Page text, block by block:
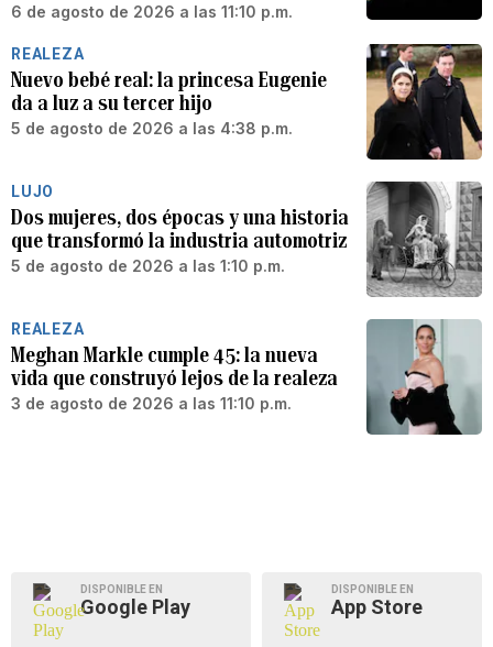
6 de agosto de 2026 a las 11:10 p.m.
REALEZA
Nuevo bebé real: la princesa Eugenie
da a luz a su tercer hijo
5 de agosto de 2026 a las 4:38 p.m.
LUJO
Dos mujeres, dos épocas y una historia
que transformó la industria automotriz
5 de agosto de 2026 a las 1:10 p.m.
REALEZA
Meghan Markle cumple 45: la nueva
vida que construyó lejos de la realeza
3 de agosto de 2026 a las 11:10 p.m.
DISPONIBLE EN
Google Play
DISPONIBLE EN
App Store